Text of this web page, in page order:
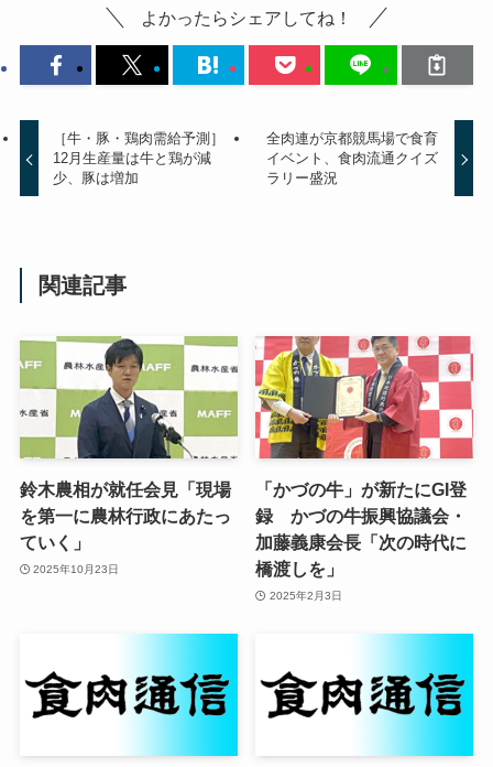
よかったらシェアしてね！
［牛・豚・鶏肉需給予測］
12月生産量は牛と鶏が減
少、豚は増加
全肉連が京都競馬場で食育
イベント、食肉流通クイズ
ラリー盛況
関連記事
鈴木農相が就任会見「現場
を第一に農林行政にあたっ
ていく」
2025年10月23日
「かづの牛」が新たにGI登
録 かづの牛振興協議会・
加藤義康会長「次の時代に
橋渡しを」
2025年2月3日